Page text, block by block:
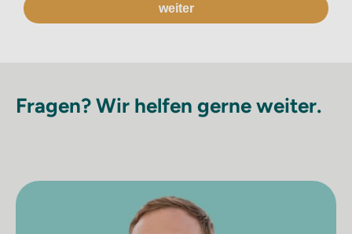
weiter
Fragen? Wir helfen gerne weiter.